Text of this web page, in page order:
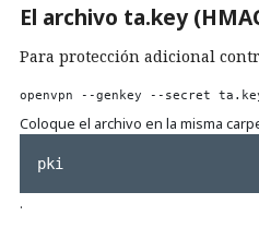
El archivo ta.key
Para protección adicional
Coloque el archivo en la misma
pki
.